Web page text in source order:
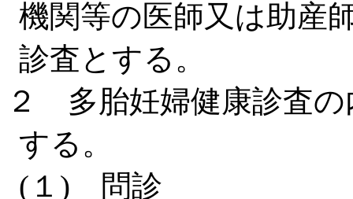
機関等の医師又は助産
診査とする。
２ 多胎妊婦健康診査
する。
(１) 問診